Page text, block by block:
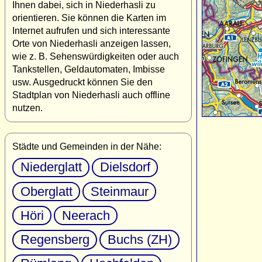
Ihnen dabei, sich in Niederhasli zu
orientieren. Sie können die Karten im
Internet aufrufen und sich interessante
Orte von Niederhasli anzeigen lassen,
wie z. B. Sehenswürdigkeiten oder auch
Tankstellen, Geldautomaten, Imbisse
usw. Ausgedruckt können Sie den
Stadtplan von Niederhasli auch offline
nutzen.
Städte und Gemeinden in der Nähe:
Niederglatt
Dielsdorf
Oberglatt
Steinmaur
Höri
Neerach
Regensberg
Buchs (ZH)